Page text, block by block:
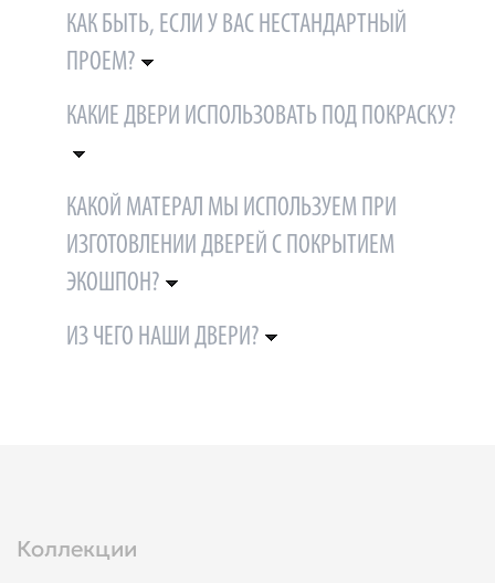
КАК БЫТЬ, ЕСЛИ У ВАС НЕСТАНДАРТНЫЙ
ПРОЕМ?
КАКИЕ ДВЕРИ ИСПОЛЬЗОВАТЬ ПОД ПОКРАСКУ?
КАКОЙ МАТЕРАЛ МЫ ИСПОЛЬЗУЕМ ПРИ
ИЗГОТОВЛЕНИИ ДВЕРЕЙ С ПОКРЫТИЕМ
ЭКОШПОН?
ИЗ ЧЕГО НАШИ ДВЕРИ?
Коллекции